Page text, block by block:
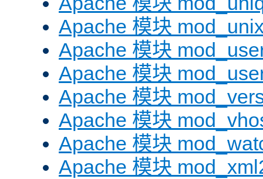
Apache 模块
Apache 模块
Apache 模块
Apache 模块
Apache 模块
Apache 模块
Apache 模块